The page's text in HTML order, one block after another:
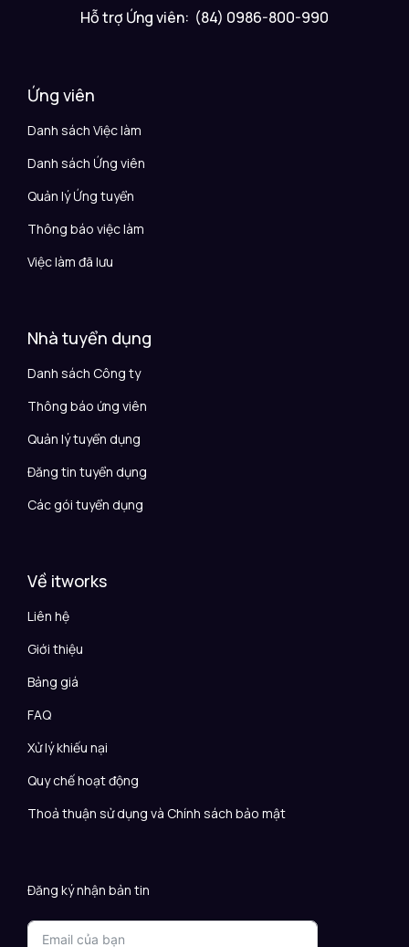
Hỗ trợ Ứng viên: (84) 0986-800-990
Ứng viên
Danh sách Việc làm
Danh sách Ứng viên
Quản lý Ứng tuyển
Thông báo việc làm
Việc làm đã lưu
Nhà tuyển dụng
Danh sách Công ty
Thông báo ứng viên
Quản lý tuyển dụng
Đăng tin tuyển dụng
Các gói tuyển dụng
Về itworks
Liên hệ
Giới thiệu
Bảng giá
FAQ
Xử lý khiếu nại
Quy chế hoạt động
Thoả thuận sử dụng và Chính sách bảo mật
Đăng ký nhận bản tin